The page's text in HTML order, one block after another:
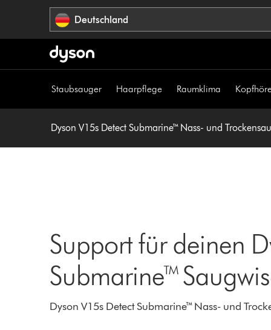
Deutschland
Staubsauger Haarpflege Raumklima
Dyson V15s Detect Submarine™ Nass- und
Support für deinen
Submarine™
Dyson V15s Detect Submarine™ Nass- und